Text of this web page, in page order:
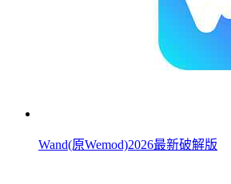
Wand(原Wemod)2026最新破解版